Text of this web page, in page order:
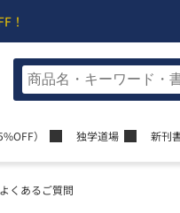
！
） 独学道場 新刊
よくあるご質問